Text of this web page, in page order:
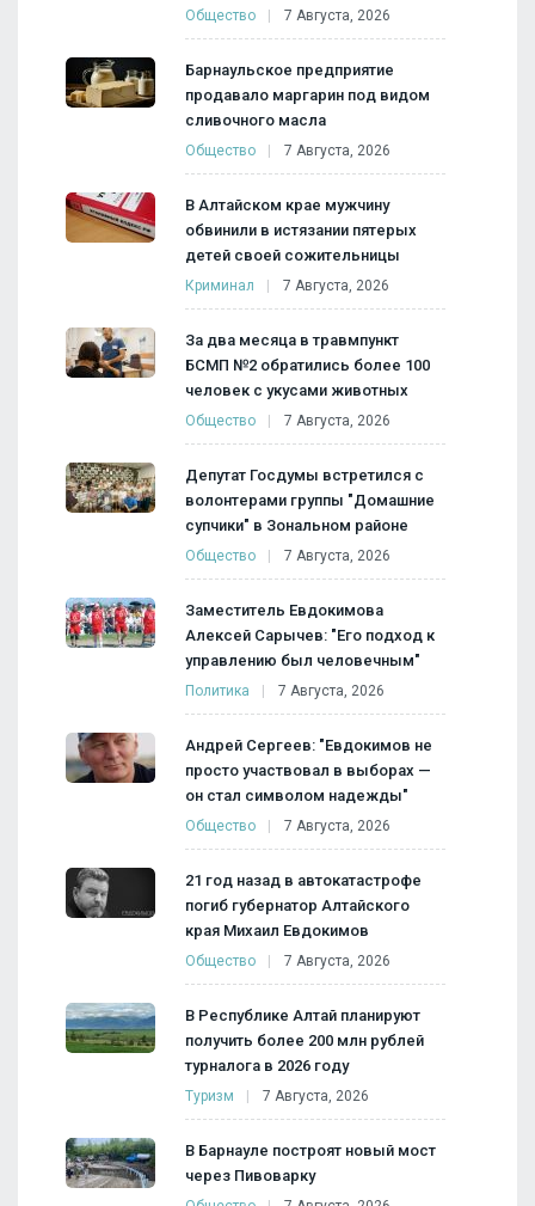
Общество 7 Августа, 2026
Барнаульское предприятие
продавало маргарин под видом
сливочного масла
Общество 7 Августа, 2026
В Алтайском крае мужчину
обвинили в истязании пятерых
детей своей сожительницы
Криминал 7 Августа, 2026
За два месяца в травмпункт
БСМП №2 обратились более 100
человек с укусами животных
Общество 7 Августа, 2026
Депутат Госдумы встретился с
волонтерами группы "Домашние
супчики" в Зональном районе
Общество 7 Августа, 2026
Заместитель Евдокимова
Алексей Сарычев: "Его подход к
управлению был человечным"
Политика 7 Августа, 2026
Андрей Сергеев: "Евдокимов не
просто участвовал в выборах —
он стал символом надежды"
Общество 7 Августа, 2026
21 год назад в автокатастрофе
погиб губернатор Алтайского
края Михаил Евдокимов
Общество 7 Августа, 2026
В Республике Алтай планируют
получить более 200 млн рублей
турналога в 2026 году
Туризм 7 Августа, 2026
В Барнауле построят новый мост
через Пивоварку